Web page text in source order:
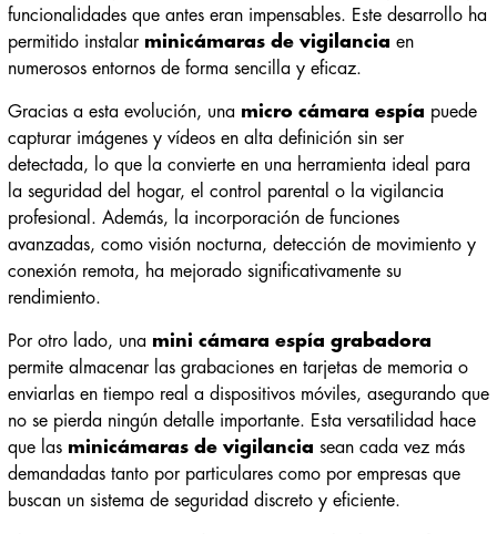
funcionalidades que antes eran impensables. Este desarrollo ha
permitido instalar minicámaras de vigilancia en
numerosos entornos de forma sencilla y eficaz.
Gracias a esta evolución, una micro cámara espía puede
capturar imágenes y vídeos en alta definición sin ser
detectada, lo que la convierte en una herramienta ideal para
la seguridad del hogar, el control parental o la vigilancia
profesional. Además, la incorporación de funciones
avanzadas, como visión nocturna, detección de movimiento y
conexión remota, ha mejorado significativamente su
rendimiento.
Por otro lado, una mini cámara espía grabadora
permite almacenar las grabaciones en tarjetas de memoria o
enviarlas en tiempo real a dispositivos móviles, asegurando que
no se pierda ningún detalle importante. Esta versatilidad hace
que las minicámaras de vigilancia sean cada vez más
demandadas tanto por particulares como por empresas que
buscan un sistema de seguridad discreto y eficiente.